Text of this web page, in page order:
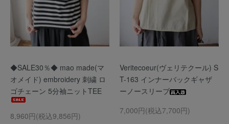
◆SALE30％◆ mao made(マ
オメイド) embroidery 刺繍 ロ
ゴチェーン 5分袖ニットTEE
8,960円(税込9,856円)
Veritecoeur(ヴェリテクール) S
T-163 インナーバックギャザ
ーノースリーブ
7,000円(税込7,700円)